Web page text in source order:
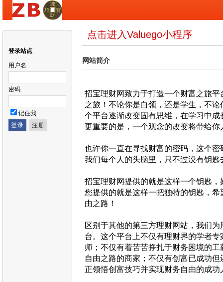
登录站点
用户名
密码
记住我
点击进入Valuego小程序
网站简介
招宝理财网致力于打造一个财富之旅
之旅！不论你是白领，还是学生，不
个平台逐渐改变固有思维，在学习中
更重要的是，一个观念的改变将带给你
也许你一直在寻找财富的密码，这个
我们每个人的头脑里，只不过没有钥匙
招宝理财网提供的就是这样一个钥匙
您提供的就是这样一把独特的钥匙，
由之路！
区别于其他的第三方理财网站，我们
台。这个平台上不仅有理财界的学者
师；不仅有着苦苦挣扎于财务困境的
自由之路的商家；不仅有创富已成功
正领悟创富技巧并实现财务自由的成功